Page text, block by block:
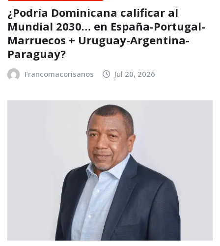
¿Podría Dominicana calificar al
Mundial 2030… en España-Portugal-
Marruecos + Uruguay-Argentina-
Paraguay?
Francomacorisanos Jul 20, 2026